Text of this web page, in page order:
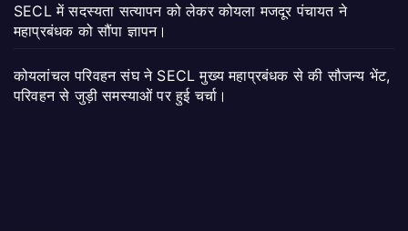
SECL में सदस्यता सत्यापन को लेकर कोयला मजदूर पंचायत ने
महाप्रबंधक को सौंपा ज्ञापन।
कोयलांचल परिवहन संघ ने SECL मुख्य महाप्रबंधक से की सौजन्य भेंट,
परिवहन से जुड़ी समस्याओं पर हुई चर्चा।